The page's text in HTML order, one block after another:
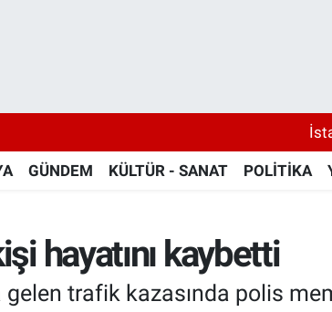
GÜNDEM KÜLTÜR - SANAT POLİTİKA
hayatını kaybetti
trafik kazasında polis